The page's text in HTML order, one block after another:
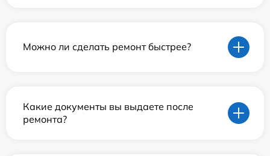
Можно ли сделать ремонт быстрее?
Какие документы вы выдаете после
ремонта?